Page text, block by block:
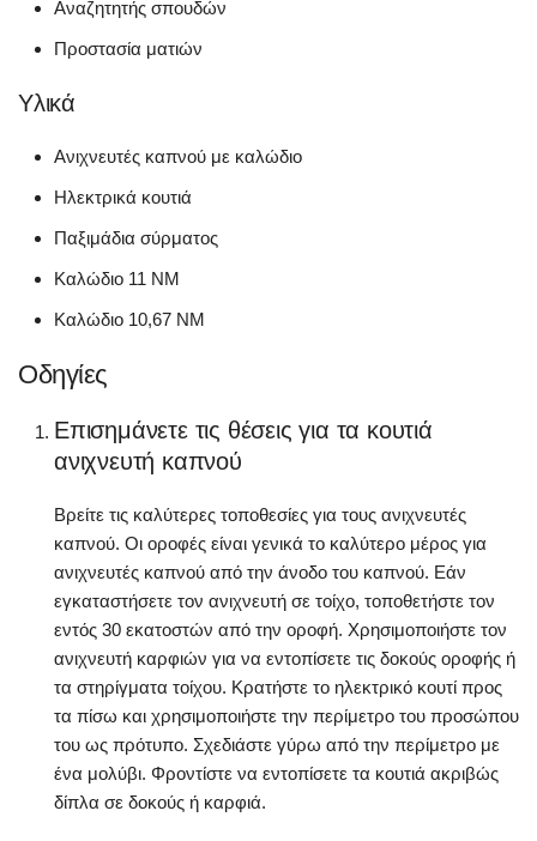
Αναζητητής σπουδών
Προστασία ματιών
Υλικά
Ανιχνευτές καπνού με καλώδιο
Ηλεκτρικά κουτιά
Παξιμάδια σύρματος
Καλώδιο 11 NM
Καλώδιο 10,67 NM
Οδηγίες
Επισημάνετε τις θέσεις για τα κουτιά
ανιχνευτή καπνού
Βρείτε τις καλύτερες τοποθεσίες για τους ανιχνευτές
καπνού. Οι οροφές είναι γενικά το καλύτερο μέρος για
ανιχνευτές καπνού από την άνοδο του καπνού. Εάν
εγκαταστήσετε τον ανιχνευτή σε τοίχο, τοποθετήστε τον
εντός 30 εκατοστών από την οροφή. Χρησιμοποιήστε τον
ανιχνευτή καρφιών για να εντοπίσετε τις δοκούς οροφής ή
τα στηρίγματα τοίχου. Κρατήστε το ηλεκτρικό κουτί προς
τα πίσω και χρησιμοποιήστε την περίμετρο του προσώπου
του ως πρότυπο. Σχεδιάστε γύρω από την περίμετρο με
ένα μολύβι. Φροντίστε να εντοπίσετε τα κουτιά ακριβώς
δίπλα σε δοκούς ή καρφιά.